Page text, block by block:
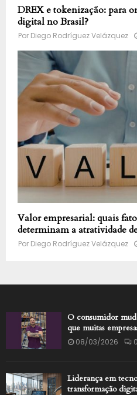
DREX e tokenização: para
digital no Brasil?
Por Diego Rodríguez Velázquez
Valor empresarial: quais
determinam a atratividade
Por Diego Rodríguez Velázquez
O consumidor
que muitas
08/03/2026 0
Liderança em
transformação